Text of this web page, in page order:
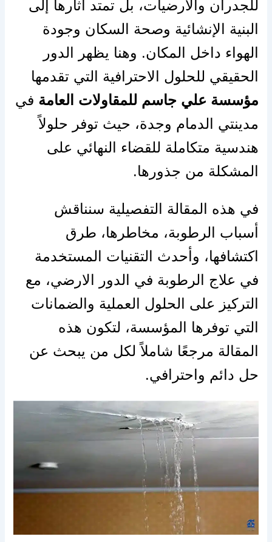
للجدران والارضيات، بل تمتد آثارها إلى
البنية الإنشائية وصحة السكان وجودة
الهواء داخل المكان. وهنا يظهر الدور
الحقيقي للحلول الاحترافية التي تقدمها
مؤسسة علي جاسم للمقاولات العامة في
مدينتي الدمام وجدة، حيث توفر حلولاً
هندسية متكاملة للقضاء النهائي على
المشكلة من جذورها.
في هذه المقالة التفصيلية سنناقش
أسباب الرطوبة، مخاطرها، طرق
اكتشافها، وأحدث التقنيات المستخدمة
في علاج الرطوبة في الدور الارضي، مع
التركيز على الحلول العملية والضمانات
التي توفرها المؤسسة، لتكون هذه
المقالة مرجعًا شاملاً لكل من يبحث عن
حل دائم واحترافي.